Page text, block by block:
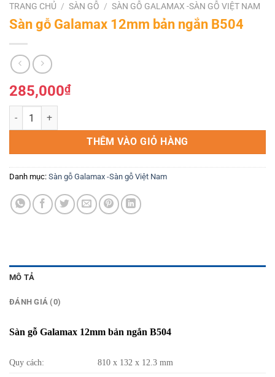
TRANG CHỦ / SÀN GỖ / SÀN GỖ GALAMAX -SÀN GỖ VIỆT NAM
Sàn gỗ Galamax 12mm bản ngắn B504
285,000₫
Sàn gỗ Galamax 12mm bản ngắn B504 số lượng
THÊM VÀO GIỎ HÀNG
Danh mục: Sàn gỗ Galamax -Sàn gỗ Việt Nam
MÔ TẢ
ĐÁNH GIÁ (0)
Sàn gỗ Galamax 12mm bản ngắn B504
Quy cách: 810 x 132 x 12.3 mm